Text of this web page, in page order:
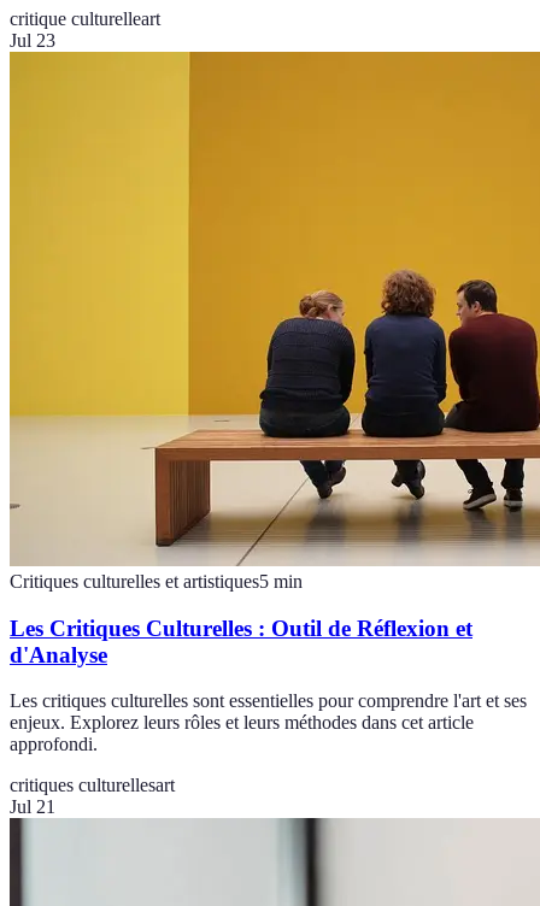
critique culturelleart
Jul 23
Critiques culturelles et artistiques5 min
Les Critiques Culturelles : Outil de Réflexion et
d'Analyse
Les critiques culturelles sont essentielles pour comprendre l'art et ses
enjeux. Explorez leurs rôles et leurs méthodes dans cet article
approfondi.
critiques culturellesart
Jul 21